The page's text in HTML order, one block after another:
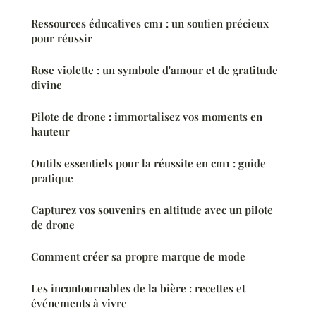
Ressources éducatives cm1 : un soutien précieux
pour réussir
Rose violette : un symbole d'amour et de gratitude
divine
Pilote de drone : immortalisez vos moments en
hauteur
Outils essentiels pour la réussite en cm1 : guide
pratique
Capturez vos souvenirs en altitude avec un pilote
de drone
Comment créer sa propre marque de mode
Les incontournables de la bière : recettes et
événements à vivre